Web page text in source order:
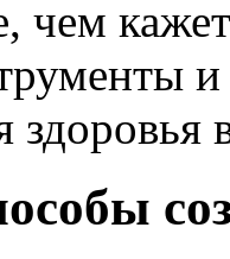
чем
здоровья